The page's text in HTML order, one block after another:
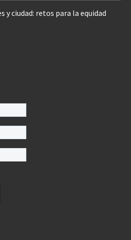
y ciudad: retos para la equidad